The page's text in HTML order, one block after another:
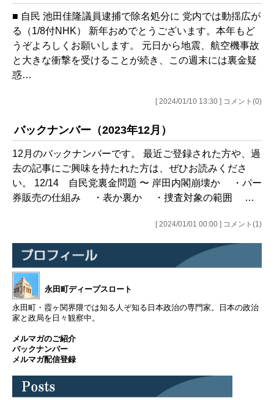
■ 自民 池田佳隆議員逮捕で除名処分に 党内では動揺広が
る（1/8付NHK） 新年おめでとうございます。本年もど
うぞよろしくお願いします。 元日から地震、航空機事故
と大きな衝撃を受けることが続き、この週末には裏金疑
惑…
[ 2024/01/10 13:30 ] コメント(0)
バックナンバー（2023年12月）
12月のバックナンバーです。 最近ご登録された方や、過
去の記事にご興味を持たれた方は、ぜひお読みくださ
い。 12/14 自民党裏金問題 〜 岸田内閣崩壊か ・パー
券販売の仕組み ・表か裏か ・捜査対象の範囲 …
[ 2024/01/01 00:00 ] コメント(1)
永田町ディープスロート
永田町・霞ヶ関界隈では知る人ぞ知る日本政治の専門家。日本の政治
家と政局を日々観察中。
メルマガのご紹介
バックナンバー
メルマガ配信登録